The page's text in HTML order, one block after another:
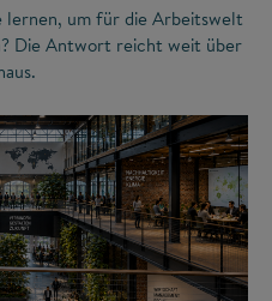
lernen, um für die Arbeitswelt
Die Antwort reicht weit über